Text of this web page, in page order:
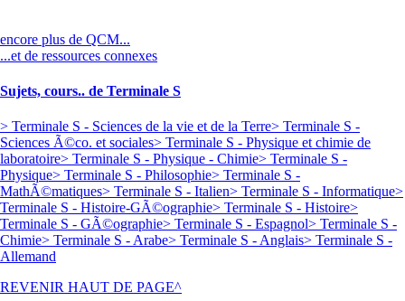
encore plus de QCM...
...et de ressources connexes
Sujets, cours.. de Terminale S
> Terminale S - Sciences de la vie et de la Terre> Terminale S -
Sciences Ã©co. et sociales> Terminale S - Physique et chimie de
laboratoire> Terminale S - Physique - Chimie> Terminale S -
Physique> Terminale S - Philosophie> Terminale S -
MathÃ©matiques> Terminale S - Italien> Terminale S - Informatique>
Terminale S - Histoire-GÃ©ographie> Terminale S - Histoire>
Terminale S - GÃ©ographie> Terminale S - Espagnol> Terminale S -
Chimie> Terminale S - Arabe> Terminale S - Anglais> Terminale S -
Allemand
REVENIR HAUT DE PAGE^